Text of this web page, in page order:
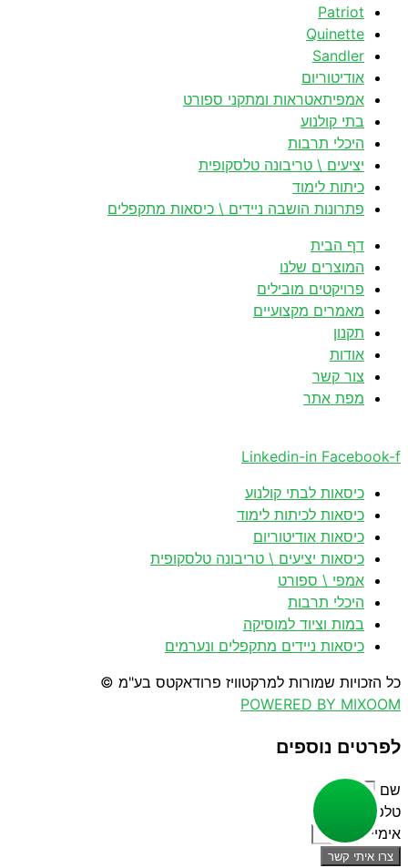
Patriot
Quinette
Sandler
אודיטוריום
אמפיתאטראות ומתקני ספורט
בתי קולנוע
היכלי תרבות
יציעים \ טריבונה טלסקופית
כיתות לימוד
פתרונות הושבה ניידים \ כיסאות מתקפלים
דף הבית
המוצרים שלנו
פרויקטים מובילים
מאמרים מקצועיים
תקנון
אודות
צור קשר
מפת אתר
Linkedin-in Facebook-f
כיסאות לבתי קולנוע
כיסאות לכיתות לימוד
כיסאות אודיטוריום
כיסאות יציעים \ טריבונה טלסקופית
אמפי \ ספורט
היכלי תרבות
במות וציוד למוסיקה
כיסאות ניידים מתקפלים ונערמים
כל הזכויות שמורות למרקטוויז פרודאקטס בע"מ ©
POWERED BY MIXOOM
לפרטים נוספים
שם
טלפון
אימייל
צרו איתי קשר